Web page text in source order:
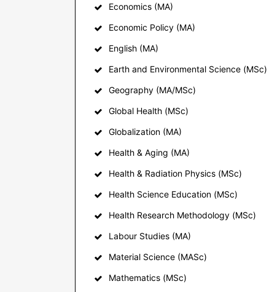
Economics (MA)
Economic Policy (MA)
English (MA)
Earth and Environmental Science (MSc)
Geography (MA/MSc)
Global Health (MSc)
Globalization (MA)
Health & Aging (MA)
Health & Radiation Physics (MSc)
Health Science Education (MSc)
Health Research Methodology (MSc)
Labour Studies (MA)
Material Science (MASc)
Mathematics (MSc)